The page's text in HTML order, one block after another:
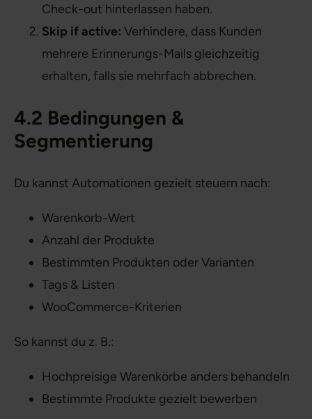
Check-out hinterlassen haben.
Skip if active: Verhindere, dass Kunden
mehrere Erinnerungs-Mails gleichzeitig
erhalten, falls sie mehrfach abbrechen.
4.2 Bedingungen &
Segmentierung
Du kannst Automationen gezielt steuern nach:
Warenkorb-Wert
Anzahl der Produkte
Bestimmten Produkten oder Varianten
Tags & Listen
WooCommerce-Kriterien
So kannst du z. B.:
Hochpreisige Warenkörbe anders behandeln
Bestimmte Produkte gezielt bewerben